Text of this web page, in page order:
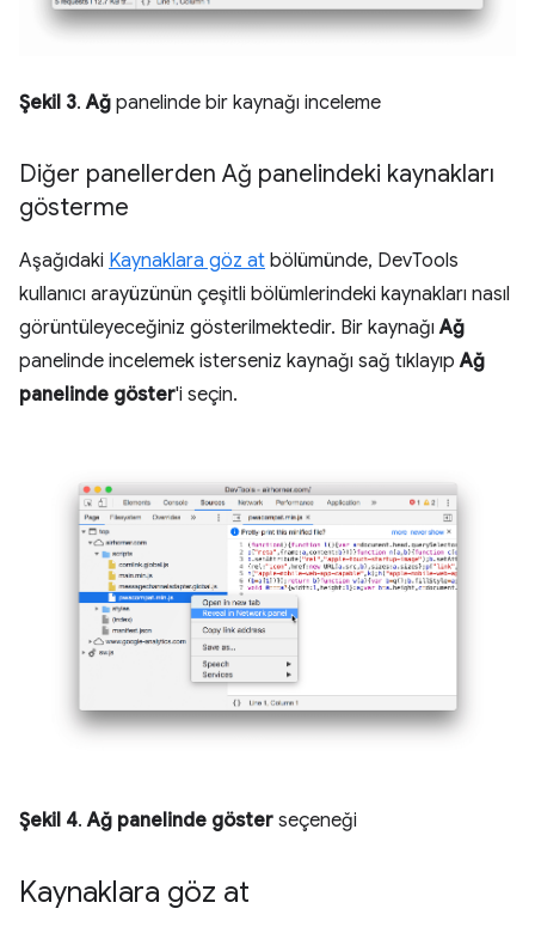
Şekil 3.Ağ panelinde bir kaynağı inceleme
Diğer panellerden Ağ panelindeki kaynakları
gösterme
Aşağıdaki Kaynaklara göz at bölümünde, DevTools
kullanıcı arayüzünün çeşitli bölümlerindeki kaynakları nasıl
görüntüleyeceğiniz gösterilmektedir. Bir kaynağıAğ
panelinde incelemek isterseniz kaynağı sağ tıklayıpAğ
panelinde göster'i seçin.
Şekil 4.Ağ panelinde göster seçeneği
Kaynaklara göz at